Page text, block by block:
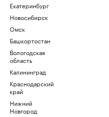
Екатеринбург
Новосибирск
Омск
Башкортостан
Вологодская
область
Калининград
Краснодарский
край
Нижний
Новгород